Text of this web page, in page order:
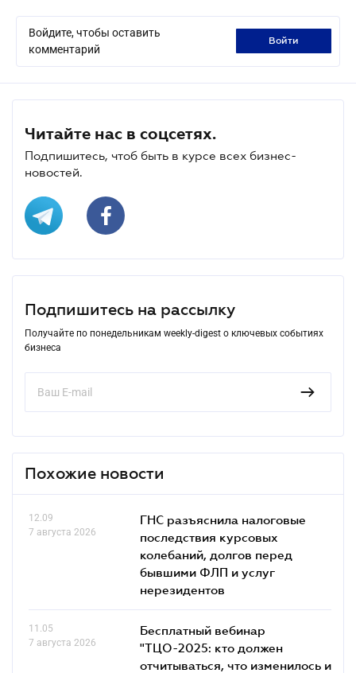
Войдите, чтобы оставить
комментарий
войти
Читайте нас в соцсетях.
Подпишитесь, чтоб быть в курсе всех бизнес-
новостей.
Подпишитесь на рассылку
Получайте по понедельникам weekly-digest о ключевых событиях
бизнеса
Похожие новости
12.09
7 августа 2026
ГНС разъяснила налоговые
последствия курсовых
колебаний, долгов перед
бывшими ФЛП и услуг
нерезидентов
11.05
7 августа 2026
Бесплатный вебинар
"ТЦО-2025: кто должен
отчитываться, что изменилось и